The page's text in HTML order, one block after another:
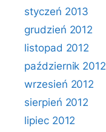
styczeń 2013
grudzień 2012
listopad 2012
październik 2012
wrzesień 2012
sierpień 2012
lipiec 2012